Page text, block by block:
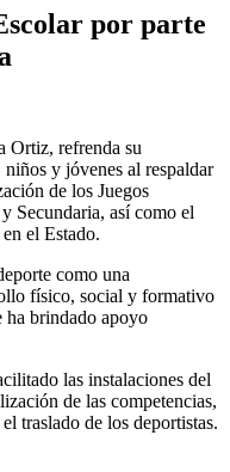
por parte
Ortiz, refrenda su
y jóvenes al respaldar
de los Juegos
Secundaria, así como el
el Estado.
como una
físico, social y formativo
ha brindado apoyo
las instalaciones del
de las competencias,
traslado de los deportistas.